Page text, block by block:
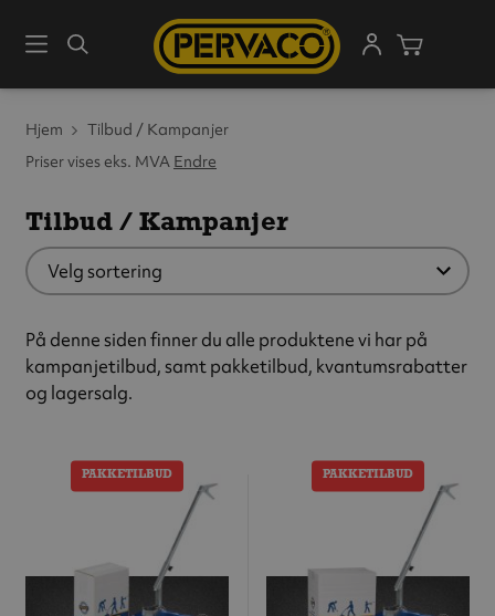
MenySøk
Hjem
Tilbud / Kampanjer
Priser vises eks. MVA Endre
Tilbud / Kampanjer
På denne siden finner du alle produktene vi har på
kampanjetilbud, samt pakketilbud, kvantumsrabatter
og lagersalg.
PAKKETILBUD PAKKETILBUD